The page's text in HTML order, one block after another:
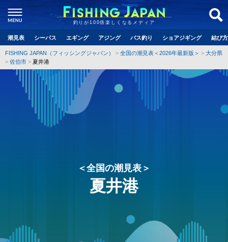
釣りが100倍楽しくなるメディア
潮見表 シーバス エギング アジング バス釣り ショアジギング 結び
FISHING JAPAN（フィッシングジャパン） 全国の潮見表＜2026年最新版＞
大分県
佐伯市
夏井港
＜全国の潮見表＞
夏井港